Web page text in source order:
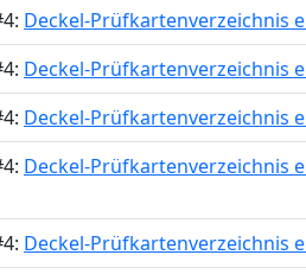
Deckel-Prüfkartenverzeichnis
Deckel-Prüfkartenverzeichnis
Deckel-Prüfkartenverzeichnis
Deckel-Prüfkartenverzeichnis
Deckel-Prüfkartenverzeichnis